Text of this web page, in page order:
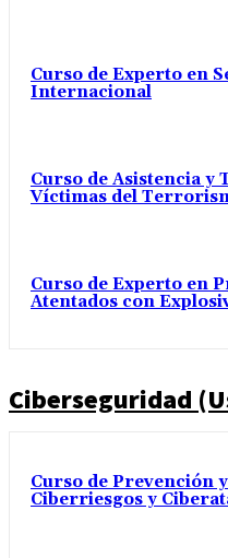
Curso de Experto en
Internacional
Curso de Asistencia y
Víctimas del
Curso de Experto en
Atentados con
Ciberseguridad
Curso de Prevención
Ciberriesgos y